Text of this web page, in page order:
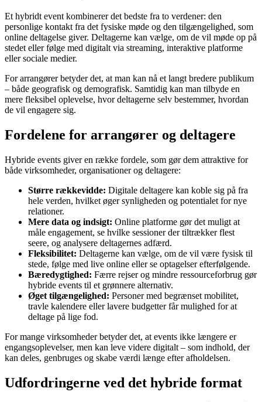
Et hybridt event kombinerer det bedste fra to verdener: den
personlige kontakt fra det fysiske møde og den tilgængelighed, som
online deltagelse giver. Deltagerne kan vælge, om de vil møde op på
stedet eller følge med digitalt via streaming, interaktive platforme
eller sociale medier.
For arrangører betyder det, at man kan nå et langt bredere publikum
– både geografisk og demografisk. Samtidig kan man tilbyde en
mere fleksibel oplevelse, hvor deltagerne selv bestemmer, hvordan
de vil engagere sig.
Fordelene for arrangører og deltagere
Hybride events giver en række fordele, som gør dem attraktive for
både virksomheder, organisationer og deltagere:
Større rækkevidde: Digitale deltagere kan koble sig på fra
hele verden, hvilket øger synligheden og potentialet for nye
relationer.
Mere data og indsigt: Online platforme gør det muligt at
måle engagement, se hvilke sessioner der tiltrækker flest
seere, og analysere deltagernes adfærd.
Fleksibilitet: Deltagerne kan vælge, om de vil være fysisk til
stede, følge med live online eller se optagelser efterfølgende.
Bæredygtighed: Færre rejser og mindre ressourceforbrug gør
hybride events til et grønnere alternativ.
Øget tilgængelighed: Personer med begrænset mobilitet,
travle kalendere eller lavere budgetter får mulighed for at
deltage på lige fod.
For mange virksomheder betyder det, at events ikke længere er
engangsoplevelser, men kan leve videre digitalt – som indhold, der
kan deles, genbruges og skabe værdi længe efter afholdelsen.
Udfordringerne ved det hybride format